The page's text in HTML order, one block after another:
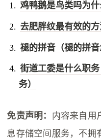
鸡鸭鹅是鸟类吗为
去肥胖纹最有效的
褪的拼音（褪的拼音
街道工委是什么职
务）
免责声明： 内容来自用
息存储空间服务，不拥